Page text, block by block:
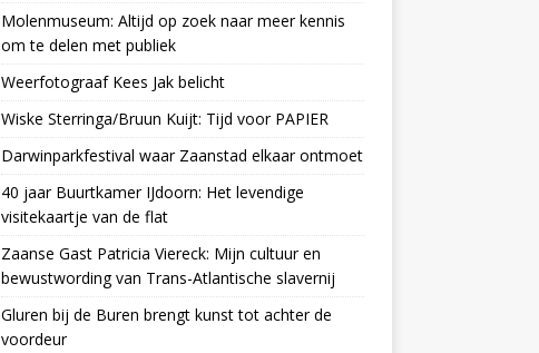
Molenmuseum: Altijd op zoek naar meer kennis
om te delen met publiek
Weerfotograaf Kees Jak belicht
Wiske Sterringa/Bruun Kuijt: Tijd voor PAPIER
Darwinparkfestival waar Zaanstad elkaar ontmoet
40 jaar Buurtkamer IJdoorn: Het levendige
visitekaartje van de flat
Zaanse Gast Patricia Viereck: Mijn cultuur en
bewustwording van Trans-Atlantische slavernij
Gluren bij de Buren brengt kunst tot achter de
voordeur